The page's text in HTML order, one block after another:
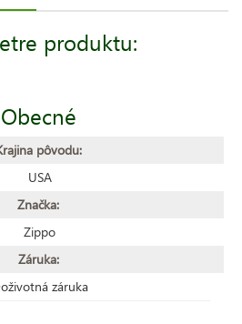
produktu:
Obecné
pôvodu:
USA
Značka:
Zippo
Záruka:
záruka